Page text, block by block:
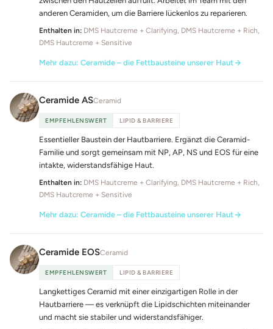
anderen Ceramiden, um die Barriere lückenlos zu reparieren.
Enthalten in: DMS Hautcreme + Clarifying, DMS Hautcreme + Rich,
DMS Hautcreme + Sensitive
Mehr dazu: Ceramide – die Fettbausteine unserer Haut
Ceramide ASCeramid
EMPFEHLENSWERT LIPID & BARRIERE
Essentieller Baustein der Hautbarriere. Ergänzt die Ceramid-
Familie und sorgt gemeinsam mit NP, AP, NS und EOS für eine
intakte, widerstandsfähige Haut.
Enthalten in: DMS Hautcreme + Clarifying, DMS Hautcreme + Rich,
DMS Hautcreme + Sensitive
Mehr dazu: Ceramide – die Fettbausteine unserer Haut
Ceramide EOSCeramid
EMPFEHLENSWERT LIPID & BARRIERE
Langkettiges Ceramid mit einer einzigartigen Rolle in der
Hautbarriere — es verknüpft die Lipidschichten miteinander
und macht sie stabiler und widerstandsfähiger.